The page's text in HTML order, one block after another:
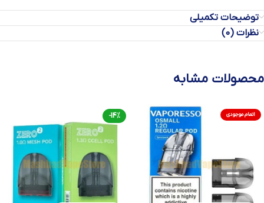
توضیحات تکمیلی
نظرات (0)
محصولات مشابه
اتمام موجودی -14%